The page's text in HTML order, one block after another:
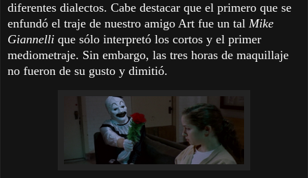
diferentes dialectos. Cabe destacar que el primero que se
enfundó el traje de nuestro amigo Art fue un tal Mike
Giannelli que sólo interpretó los cortos y el primer
mediometraje. Sin embargo, las tres horas de maquillaje
no fueron de su gusto y dimitió.